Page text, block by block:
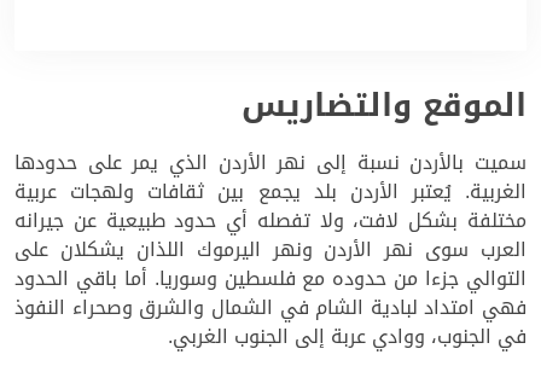
الموقع والتضاريس
سميت بالأردن نسبة إلى نهر الأردن الذي يمر على حدودها
الغربية. يُعتبر الأردن بلد يجمع بين ثقافات ولهجات عربية
مختلفة بشكل لافت، ولا تفصله أي حدود طبيعية عن جيرانه
العرب سوى نهر الأردن ونهر اليرموك اللذان يشكلان على
التوالي جزءا من حدوده مع فلسطين وسوريا. أما باقي الحدود
فهي امتداد لبادية الشام في الشمال والشرق وصحراء النفوذ
في الجنوب، ووادي عربة إلى الجنوب الغربي.